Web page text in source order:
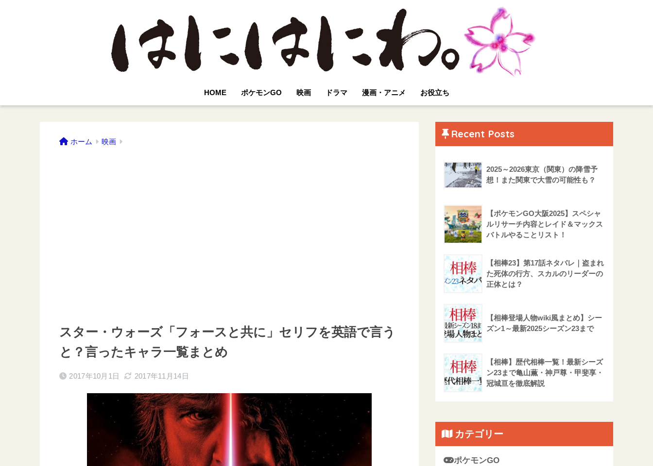
HOME ポケモンGO 映画 ドラマ 漫画・アニメ お役立ち
ホーム 映画
スター・ウォーズ「フォースと共に」セリフを英語で言う
と？言ったキャラ一覧まとめ
2017年10月1日 2017年11月14日
Recent Posts
2025～2026東京（関東）の降雪予
想！また関東で大雪の可能性も？
【ポケモンGO大阪2025】スペシャ
ルリサーチ内容とレイド＆マックス
バトルやることリスト！
【相棒23】第17話ネタバレ｜盗まれ
た死体の行方、スカルのリーダーの
正体とは？
【相棒登場人物wiki風まとめ】シー
ズン1～最新2025シーズン23まで
【相棒】歴代相棒一覧！最新シーズ
ン23まで亀山薫・神戸尊・甲斐享・
冠城亘を徹底解説
カテゴリー
ポケモンGO